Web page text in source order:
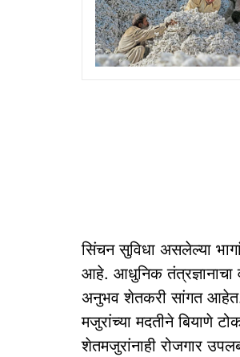
सिंचन सुविधा असलेल्या
आहे. आधुनिक तंत्रज्ञानाचा
अनुभव शेतकरी सांगत आहेत.
मजुरांच्या मदतीने बियाणे
शेतमजुरांनाही रोजगार